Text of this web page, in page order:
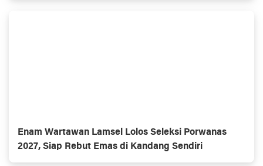
Enam Wartawan Lamsel Lolos Seleksi Porwanas
2027, Siap Rebut Emas di Kandang Sendiri